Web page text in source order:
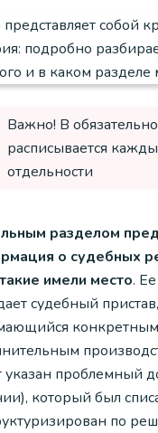
Важно! В
расписывается
отдельности
разделом
о судебных
имели место.
судебный пристав,
конкретным
указан проблемный
который был
по